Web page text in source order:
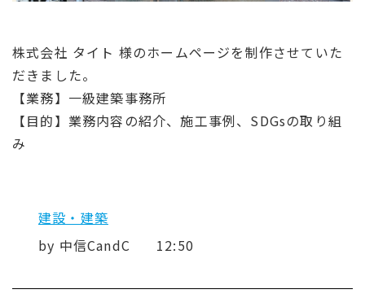
株式会社 タイト 様のホームページを制作させていた
だきました。
【業務】一級建築事務所
【目的】業務内容の紹介、施工事例、SDGsの取り組
み
建設・建築
by 中信CandC 12:50